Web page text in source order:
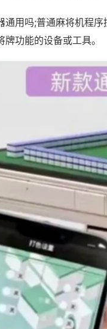
通用吗;普通麻将机程
功能的设备或工具。